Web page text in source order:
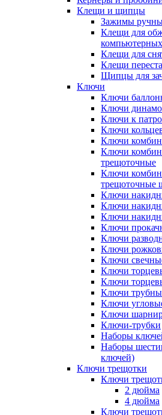
Клещи и щипцы
Зажимы
Клещи для
Клещи для
Клещи
Щипцы для
Ключи
Ключи
Ключи
Ключи к
Ключи
Ключи
Ключи
трещоточные
Ключи
трещоточные
Ключи
Ключи
Ключи
Ключи
Ключи
Ключи
Ключи
Ключи
Ключи
Ключи
Ключи
Ключи
Ключи-трубки
Наборы
Наборы
ключей)
Ключи трещотки
Ключи
2 дюйма
4 дюйма
Ключи